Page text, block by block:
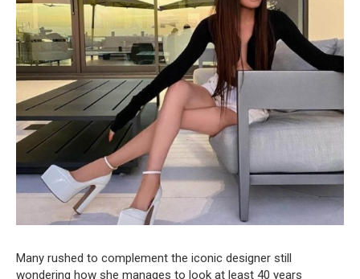
Many rushed to complement the iconic designer still
wondering how she manages to look at least 40 years